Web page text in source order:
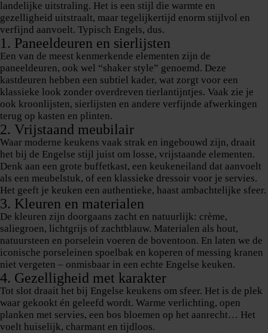
landelijke uitstraling. Het is een stijl die warmte en
gezelligheid uitstraalt, maar tegelijkertijd enorm stijlvol en
verfijnd aanvoelt. Typisch Engels, dus.
1. Paneeldeuren en sierlijsten
Een van de meest kenmerkende elementen zijn de
paneeldeuren, ook wel “shaker style” genoemd. Deze
kastdeuren hebben een subtiel kader, wat zorgt voor een
klassieke look zonder overdreven tierlantijntjes. Vaak zie je
ook kroonlijsten, sierlijsten en andere verfijnde afwerkingen
terug op kasten en plinten.
2. Vrijstaand meubilair
Waar moderne keukens vaak strak en ingebouwd zijn, draait
het bij de Engelse stijl juist om losse, vrijstaande elementen.
Denk aan een grote buffetkast, een keukeneiland dat aanvoelt
als een meubelstuk, of een klassieke dressoir voor je servies.
Het geeft je keuken een authentieke, haast ambachtelijke sfeer.
3. Kleuren en materialen
De kleuren zijn doorgaans zacht en natuurlijk: crème,
saliegroen, lichtgrijs of zachtblauw. Materialen als hout,
natuursteen en porselein voeren de boventoon. En laten we de
iconische porseleinen spoelbak en koperen of messing kranen
niet vergeten – onmisbaar in een echte Engelse keuken.
4. Gezelligheid met karakter
Tot slot draait het bij Engelse keukens om sfeer. Het is de plek
waar gekookt én geleefd wordt. Warme verlichting, open
planken met servies, een bos bloemen op het aanrecht… Het
voelt huiselijk, charmant en tijdloos.